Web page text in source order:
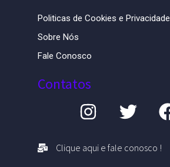
Politicas de Cookies e Privacidade
Sobre Nós
Fale Conosco
Contatos
Clique aqui e fale conosco !